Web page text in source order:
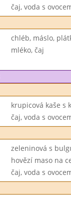
čaj, voda s
chléb, máslo,
mléko, čaj
krupicová kaše s
čaj, voda s
zeleninová s
hovězí maso na
čaj, voda s